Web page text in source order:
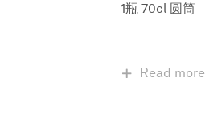
1瓶 70cl 圆筒
Read more